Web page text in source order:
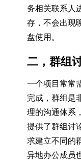
务相关联系人
存，不会出现
盘使用。
二，群组
一个项目常常
完成，群组是
理的沟通体系
提供了群组讨
求建立不同的
异地办公成员